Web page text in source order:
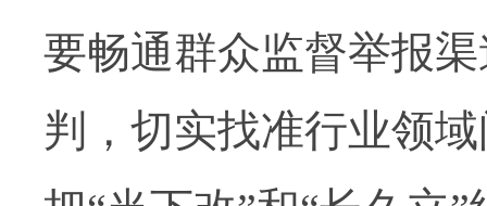
要畅通群众监督举报
判，切实找准行业领